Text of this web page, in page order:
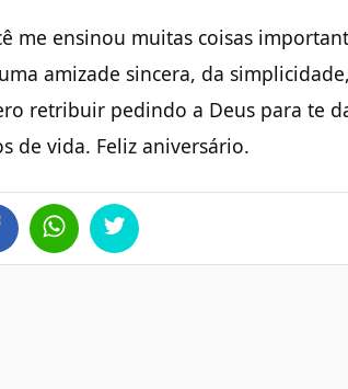
me ensinou muitas coisas
amizade sincera, da
retribuir pedindo a Deus para te
de vida. Feliz aniversário.